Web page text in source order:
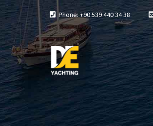
Phone: +90 539 440 34 38